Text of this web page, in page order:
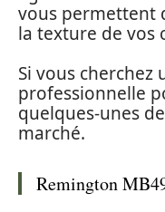
vous permettent
la texture de vos
Si vous cherchez
professionnelle
quelques-unes
marché.
Remington